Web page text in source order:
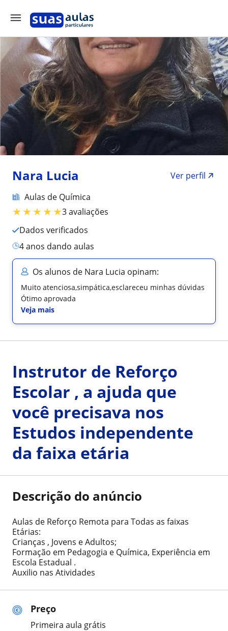
Nara Lucia
Ver perfil
Aulas de Química
★★★★★3 avaliações
Dados verificados
4 anos dando aulas
Os alunos de Nara Lucia opinam:
Muito atenciosa,simpática,esclareceu minhas dúvidas
Ótimo aprovada
Veja mais
Preço
Primeira aula grátis
Instrutor de Reforço
Escolar , a ajuda que
você precisava nos
Estudos independente
da faixa etária
Descrição do anúncio
Aulas de Reforço Remota para Todas as faixas
Etárias:
Crianças , Jovens e Adultos;
Formação em Pedagogia e Química, Experiência em
Escola Estadual .
Auxilio nas Atividades